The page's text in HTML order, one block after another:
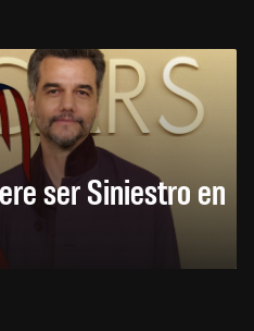
ser Siniestro en